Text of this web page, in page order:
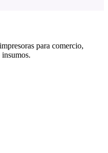
para comercio,
insumos.